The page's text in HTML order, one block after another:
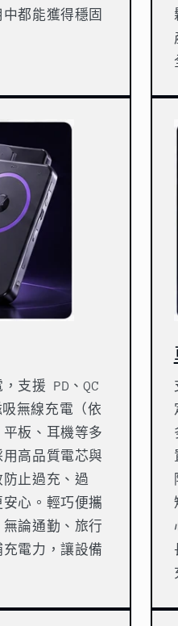
都能獲得穩固
支援 PD、QC
無線充電（依
板、耳機等多
高品質電芯與
止過充、過
心。輕巧便攜
論通勤、旅行
電力，讓設備